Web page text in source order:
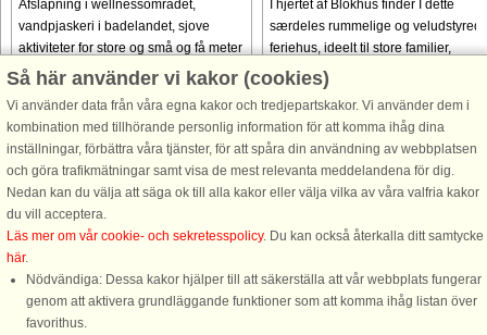
Afslapning i wellnessområdet,
vandpjaskeri i badelandet, sjove
aktiviteter for store og små og få meter
til en af de bedste badestrande og
från 3.964 SEK
I hjertet af Blokhus finder I dette
særdeles rummelige og
feriehus, ideelt til store familier,
vennegrupper, firmaophold eller
andre festlige sammenkomster.
er indrettet med fokus på ...
från 32.908 SEK
Så här använder vi kakor (cookies)
Vi använder data från våra egna kakor och tredjepartskakor. Vi använder dem i
kombination med tillhörande personlig information för att komma ihåg dina
inställningar, förbättra våra tjänster, för att spåra din användning av webbplatsen
och göra trafikmätningar samt visa de mest relevanta meddelandena för dig.
Nedan kan du välja att säga ok till alla kakor eller välja vilka av våra valfria kakor
du vill acceptera.
Läs mer om vår cookie- och sekretesspolicy. Du kan också återkalla ditt samtycke
här.
Nödvändiga: Dessa kakor hjälper till att säkerställa att vår webbplats fungerar
genom att aktivera grundläggande funktioner som att komma ihåg listan över
favorithus.